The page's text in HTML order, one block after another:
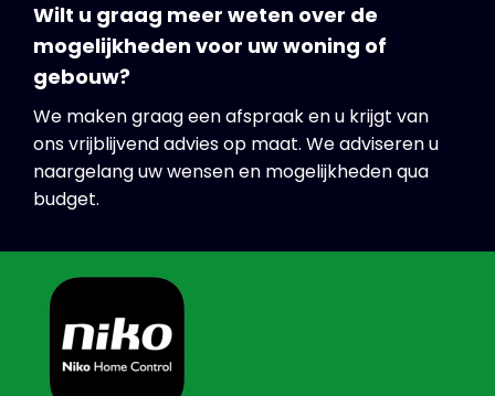
Wilt u graag meer weten over de
mogelijkheden voor uw woning of
gebouw?
We maken graag een afspraak en u krijgt van
ons vrijblijvend advies op maat. We adviseren u
naargelang uw wensen en mogelijkheden qua
budget.